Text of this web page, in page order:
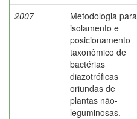
2007
Metodologia para
isolamento e
posicionamento
taxonômico de
bactérias
diazotróficas
oriundas de
plantas não-
leguminosas.